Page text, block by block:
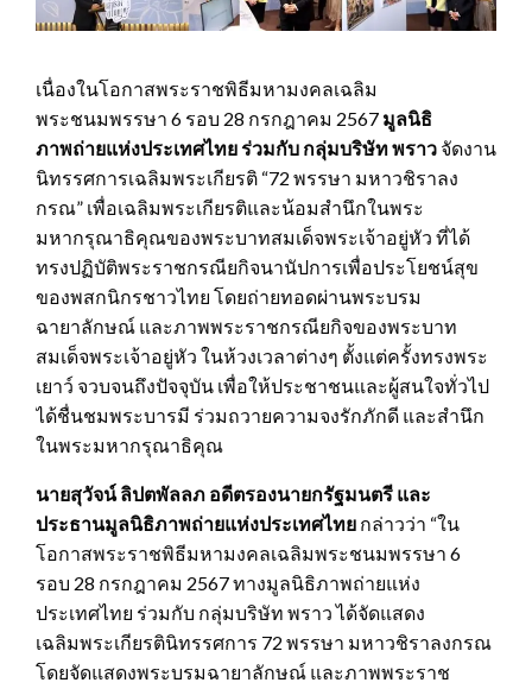
เนื่องในโอกาสพระราชพิธีมหามงคลเฉลิม
พระชนมพรรษา 6 รอบ 28 กรกฎาคม 2567 มูลนิธิ
ภาพถ่ายแห่งประเทศไทย ร่วมกับ กลุ่มบริษัท พราว จัดงาน
นิทรรศการเฉลิมพระเกียรติ “72 พรรษา มหาวชิราลง
กรณ” เพื่อเฉลิมพระเกียรติและน้อมสำนึกในพระ
มหากรุณาธิคุณของพระบาทสมเด็จพระเจ้าอยู่หัว ที่ได้
ทรงปฏิบัติพระราชกรณียกิจนานัปการเพื่อประโยชน์สุข
ของพสกนิกรชาวไทย โดยถ่ายทอดผ่านพระบรม
ฉายาลักษณ์ และภาพพระราชกรณียกิจของพระบาท
สมเด็จพระเจ้าอยู่หัว ในห้วงเวลาต่างๆ ตั้งแต่ครั้งทรงพระ
เยาว์ จวบจนถึงปัจจุบัน เพื่อให้ประชาชนและผู้สนใจทั่วไป
ได้ชื่นชมพระบารมี ร่วมถวายความจงรักภักดี และสำนึก
ในพระมหากรุณาธิคุณ
นายสุวัจน์ ลิปตพัลลภ อดีตรองนายกรัฐมนตรี และ
ประธานมูลนิธิภาพถ่ายแห่งประเทศไทย กล่าวว่า “ใน
โอกาสพระราชพิธีมหามงคลเฉลิมพระชนมพรรษา 6
รอบ 28 กรกฎาคม 2567 ทางมูลนิธิภาพถ่ายแห่ง
ประเทศไทย ร่วมกับ กลุ่มบริษัท พราว ได้จัดแสดง
เฉลิมพระเกียรตินิทรรศการ 72 พรรษา มหาวชิราลงกรณ
โดยจัดแสดงพระบรมฉายาลักษณ์ และภาพพระราช